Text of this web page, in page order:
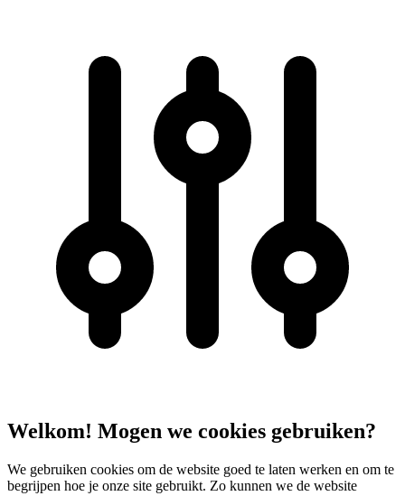
Welkom! Mogen we cookies gebruiken?
We gebruiken cookies om de website goed te laten werken en om te
begrijpen hoe je onze site gebruikt. Zo kunnen we de website